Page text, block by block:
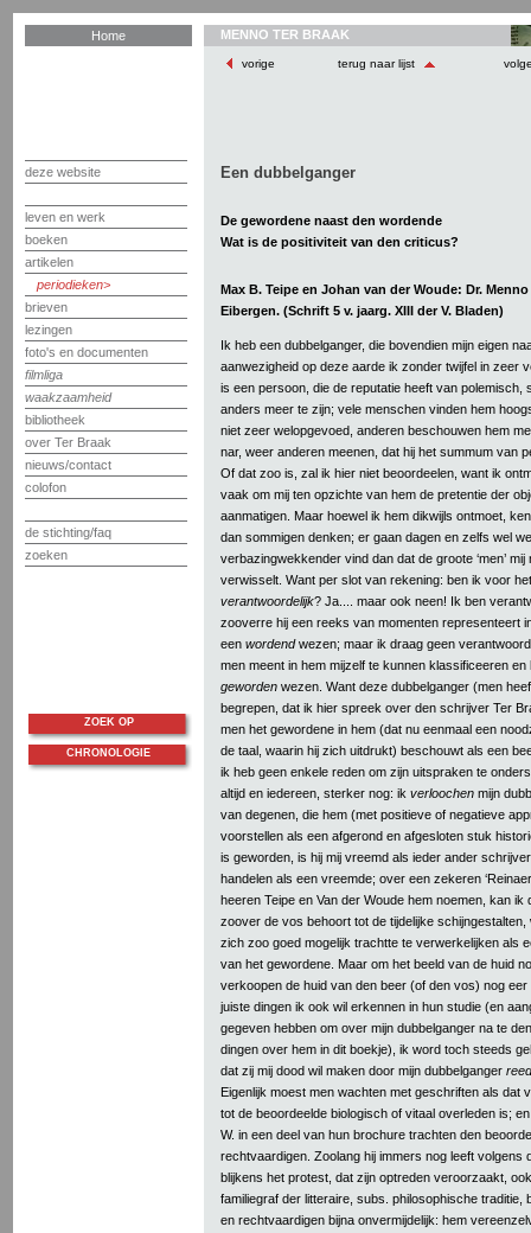
Home
deze website
leven en werk
boeken
artikelen
periodieken
brieven
lezingen
foto's en documenten
filmliga
waakzaamheid
bibliotheek
over Ter Braak
nieuws/contact
colofon
de stichting/faq
zoeken
MENNO TER BRAAK
vorige terug naar lijst
Een dubbelganger
De gewordene naast den wordende
Wat is de positiviteit van den criticus?
Max B. Teipe en Johan van der Woude: Dr.
Eibergen. (Schrift 5 v. jaarg. XIII der V. Bladen)
Ik heb een dubbelganger, die bovendien mijn eigen
aanwezigheid op deze aarde ik zonder twijfel in zeer
is een persoon, die de reputatie heeft van polemisch,
anders meer te zijn; vele menschen vinden hem
niet zeer welopgevoed, anderen beschouwen hem
nar, weer anderen meenen, dat hij het summum van
Of dat zoo is, zal ik hier niet beoordeelen, want ik
vaak om mij ten opzichte van hem de pretentie der
aanmatigen. Maar hoewel ik hem dikwijls ontmoet,
dan sommigen denken; er gaan dagen en zelfs wel
verbazingwekkender vind dan dat de groote ‘men’
verwisselt. Want per slot van rekening: ben ik voor
verantwoordelijk? Ja.... maar ook neen! Ik ben
zooverre hij een reeks van momenten representeert
een wordendwezen; maar ik draag geen
men meent in hem mijzelf te kunnen klassificeeren
geworden wezen. Want deze dubbelganger (men
begrepen, dat ik hier spreek over den schrijver Ter
men het gewordene in hem (dat nu eenmaal een
de taal, waarin hij zich uitdrukt) beschouwt als een
ik heb geen enkele reden om zijn uitspraken te
altijd en iedereen, sterker nog: ik verloochen mijn
van degenen, die hem (met positieve of negatieve
voorstellen als een afgerond en afgesloten stuk
is geworden, is hij mij vreemd als ieder ander
handelen als een vreemde; over een zekeren
heeren Teipe en Van der Woude hem noemen, kan
zoover de vos behoort tot de tijdelijke
zich zoo goed mogelijk trachtte te verwerkelijken als
van het gewordene. Maar om het beeld van de huid
verkoopen de huid van den beer (of den vos) nog
juiste dingen ik ook wil erkennen in hun studie (en
gegeven hebben om over mijn dubbelganger na te
dingen over hem in dit boekje), ik word toch steeds
dat zij mij dood wil maken door mijn dubbelganger
Eigenlijk moest men wachten met geschriften als dat
tot de beoordeelde biologisch of vitaal overleden is;
W. in een deel van hun brochure trachten den
rechtvaardigen. Zoolang hij immers nog leeft volgens
blijkens het protest, dat zijn optreden veroorzaakt,
familiegraf der litteraire, subs. philosophische traditie,
en rechtvaardigen bijna onvermijdelijk: hem
ZOEK OP
CHRONOLOGIE